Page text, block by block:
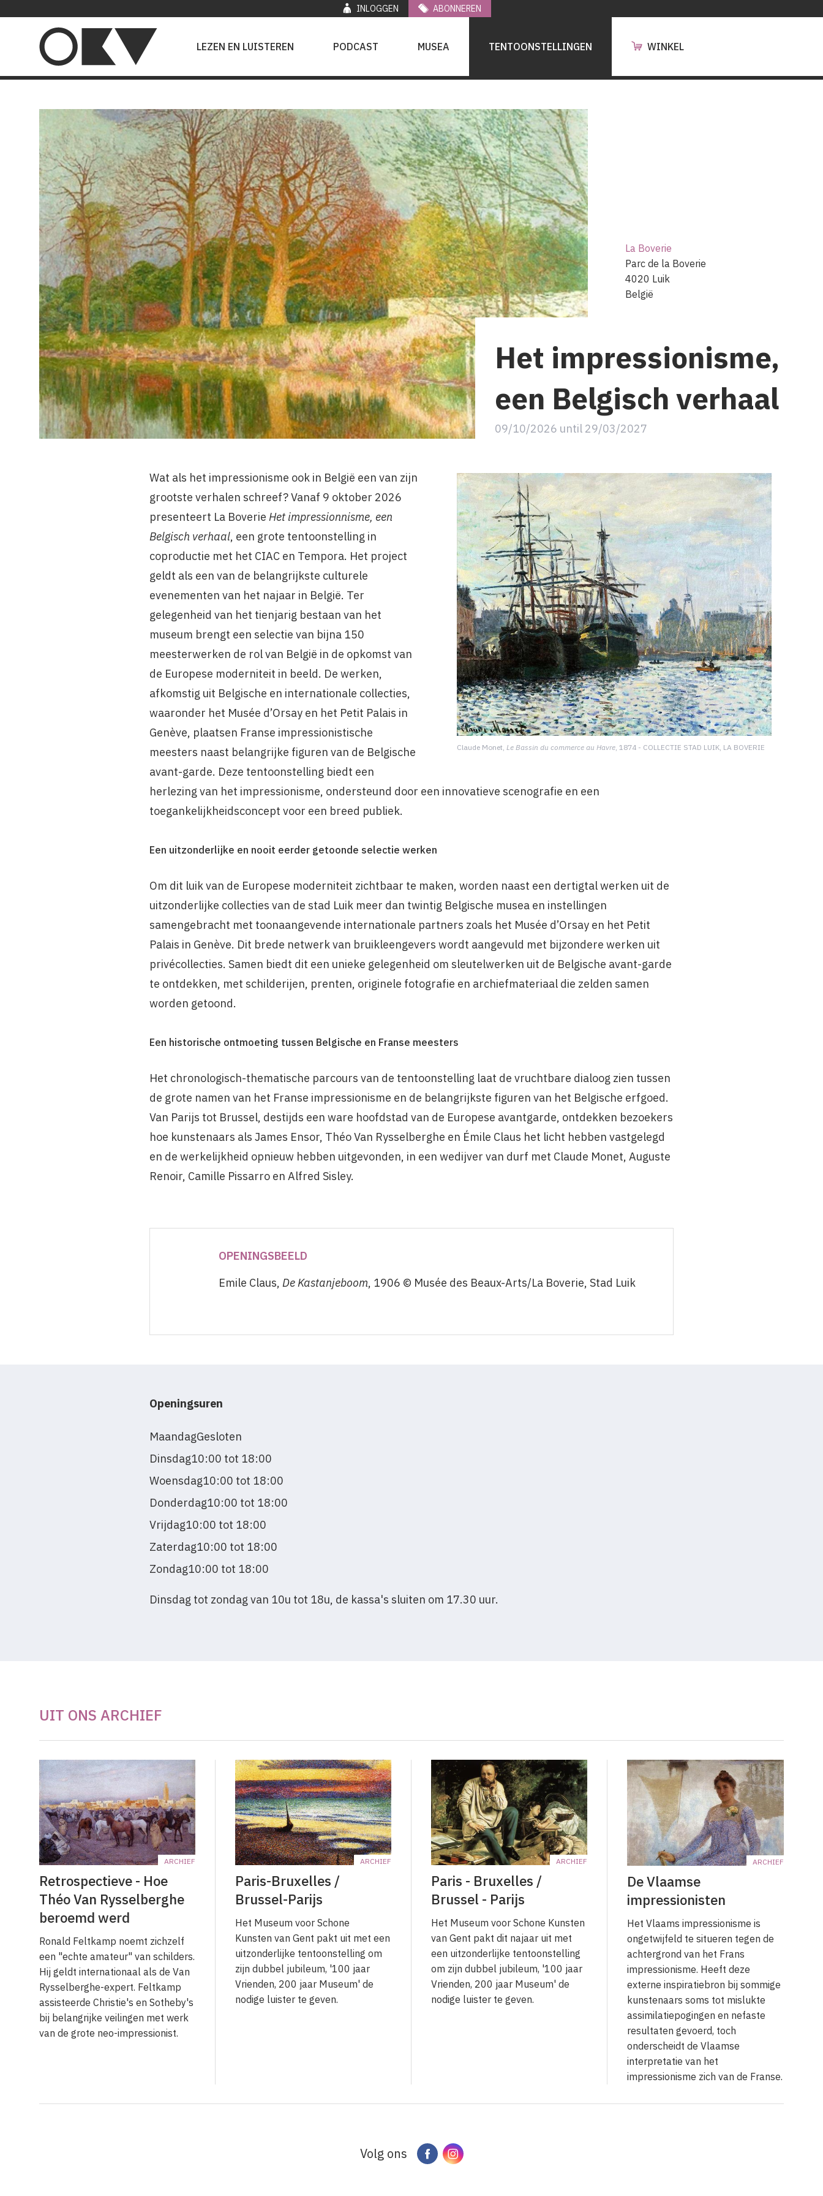
INLOGGEN ABONNEREN
navigation
LEZEN EN LUISTEREN PODCAST MUSEA TENTOONSTELLINGEN WINKEL
Het impressionisme,
een Belgisch verhaal
09/10/2026 until 29/03/2027
La Boverie
Parc de la Boverie
4020 Luik
België
Claude Monet, Le Bassin du commerce au Havre , 1874 - COLLECTIE STAD LUIK, LA BOVERIE
Wat als het impressionisme ook in België een van zijn
grootste verhalen schreef? Vanaf 9 oktober 2026
presenteert La Boverie Het impressionnisme, een
Belgisch verhaal, een grote tentoonstelling in
coproductie met het CIAC en Tempora. Het project
geldt als een van de belangrijkste culturele
evenementen van het najaar in België. Ter
gelegenheid van het tienjarig bestaan van het
museum brengt een selectie van bijna 150
meesterwerken de rol van België in de opkomst van
de Europese moderniteit in beeld. De werken,
afkomstig uit Belgische en internationale collecties,
waaronder het Musée d’Orsay en het Petit Palais in
Genève, plaatsen Franse impressionistische
meesters naast belangrijke figuren van de Belgische
avant-garde. Deze tentoonstelling biedt een
herlezing van het impressionisme, ondersteund door een innovatieve scenografie en een
toegankelijkheidsconcept voor een breed publiek.
Een uitzonderlijke en nooit eerder getoonde selectie werken
Om dit luik van de Europese moderniteit zichtbaar te maken, worden naast een dertigtal werken uit de
uitzonderlijke collecties van de stad Luik meer dan twintig Belgische musea en instellingen
samengebracht met toonaangevende internationale partners zoals het Musée d’Orsay en het Petit
Palais in Genève. Dit brede netwerk van bruikleengevers wordt aangevuld met bijzondere werken uit
privécollecties. Samen biedt dit een unieke gelegenheid om sleutelwerken uit de Belgische avant-garde
te ontdekken, met schilderijen, prenten, originele fotografie en archiefmateriaal die zelden samen
worden getoond.
Een historische ontmoeting tussen Belgische en Franse meesters
Het chronologisch-thematische parcours van de tentoonstelling laat de vruchtbare dialoog zien tussen
de grote namen van het Franse impressionisme en de belangrijkste figuren van het Belgische erfgoed.
Van Parijs tot Brussel, destijds een ware hoofdstad van de Europese avantgarde, ontdekken bezoekers
hoe kunstenaars als James Ensor, Théo Van Rysselberghe en Émile Claus het licht hebben vastgelegd
en de werkelijkheid opnieuw hebben uitgevonden, in een wedijver van durf met Claude Monet, Auguste
Renoir, Camille Pissarro en Alfred Sisley.
OPENINGSBEELD
Emile Claus, De Kastanjeboom, 1906 © Musée des Beaux-Arts/La Boverie, Stad Luik
Openingsuren
MaandagGesloten
Dinsdag10:00 tot 18:00
Woensdag10:00 tot 18:00
Donderdag10:00 tot 18:00
Vrijdag10:00 tot 18:00
Zaterdag10:00 tot 18:00
Zondag10:00 tot 18:00
Dinsdag tot zondag van 10u tot 18u, de kassa's sluiten om 17.30 uur.
UIT ONS ARCHIEF
ARCHIEF
Retrospectieve - Hoe
Théo Van Rysselberghe
beroemd werd
Ronald Feltkamp noemt zichzelf
een "echte amateur" van schilders.
Hij geldt internationaal als de Van
Rysselberghe-expert. Feltkamp
assisteerde Christie's en Sotheby's
bij belangrijke veilingen met werk
van de grote neo-impressionist.
ARCHIEF
Paris-Bruxelles /
Brussel­-Parijs
Het Museum voor Schone
Kunsten van Gent pakt uit met een
uitzonderlijke tentoonstelling om
zijn dubbel jubileum, '100 jaar
Vrienden, 200 jaar Museum' de
nodige luister te geven.
ARCHIEF
Paris - Bruxelles /
Brussel­ - Parijs
Het Museum voor Schone Kunsten
van Gent pakt dit najaar uit met
een uitzonderlijke tentoonstelling
om zijn dubbel jubileum, '100 jaar
Vrienden, 200 jaar Museum' de
nodige luister te geven.
ARCHIEF
De Vlaamse
impressionisten
Het Vlaams impressionisme is
ongetwijfeld te situeren tegen de
achtergrond van het Frans
impressionisme. Heeft deze
externe inspiratiebron bij sommige
kunstenaars soms tot mislukte
assimilatiepogingen en nefaste
resultaten gevoerd, toch
onderscheidt de Vlaamse
interpretatie van het
impressionisme zich van de Franse.
Volg ons FacebookInstagram